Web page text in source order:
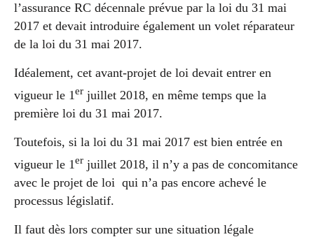
l’assurance RC décennale prévue par la loi du 31 mai
2017 et devait introduire également un volet réparateur
de la loi du 31 mai 2017.
Idéalement, cet avant-projet de loi devait entrer en
vigueur le 1er juillet 2018, en même temps que la
première loi du 31 mai 2017.
Toutefois, si la loi du 31 mai 2017 est bien entrée en
vigueur le 1er juillet 2018, il n’y a pas de concomitance
avec le projet de loi qui n’a pas encore achevé le
processus législatif.
Il faut dès lors compter sur une situation légale